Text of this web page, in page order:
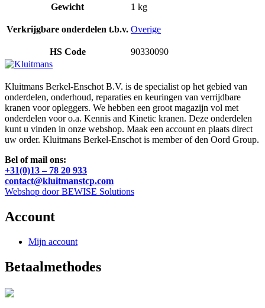
Gewicht
1 kg
Verkrijgbare onderdelen t.b.v. Overige
HS Code 90330090
Kluitmans Berkel-Enschot B.V. is de specialist op het gebied van
onderdelen, onderhoud, reparaties en keuringen van verrijdbare
kranen voor opleggers. We hebben een groot magazijn vol met
onderdelen voor o.a. Kennis and Kinetic kranen. Deze onderdelen
kunt u vinden in onze webshop. Maak een account en plaats direct
uw order. Kluitmans Berkel-Enschot is member of den Oord Group.
Bel of mail ons:
+31(0)13 – 78 20 933
contact@kluitmanstcp.com
Webshop door BEWISE Solutions
Account
Mijn account
Betaalmethodes